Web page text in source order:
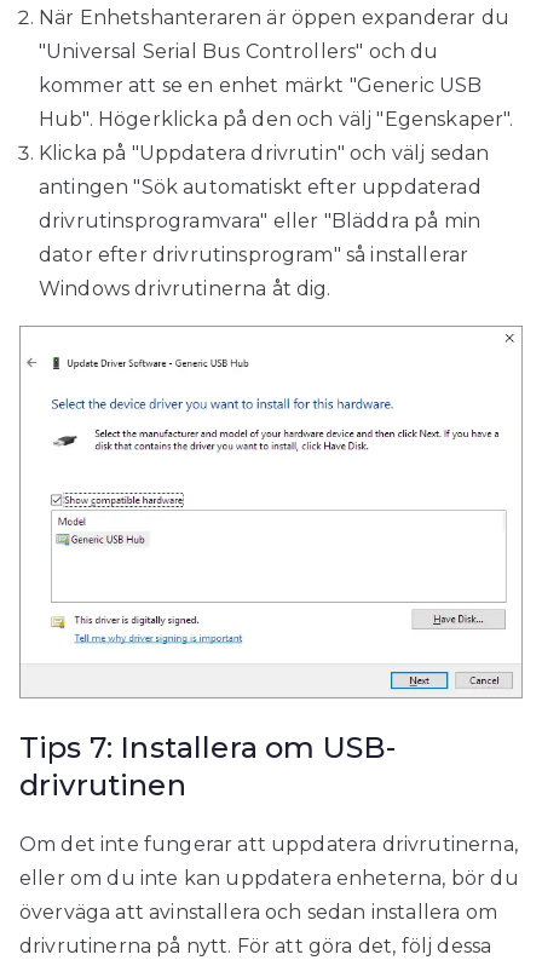
När Enhetshanteraren är öppen expanderar du
"Universal Serial Bus Controllers" och du
kommer att se en enhet märkt "Generic USB
Hub". Högerklicka på den och välj "Egenskaper".
Klicka på "Uppdatera drivrutin" och välj sedan
antingen "Sök automatiskt efter uppdaterad
drivrutinsprogramvara" eller "Bläddra på min
dator efter drivrutinsprogram" så installerar
Windows drivrutinerna åt dig.
Tips 7: Installera om USB-
drivrutinen
Om det inte fungerar att uppdatera drivrutinerna,
eller om du inte kan uppdatera enheterna, bör du
överväga att avinstallera och sedan installera om
drivrutinerna på nytt. För att göra det, följ dessa